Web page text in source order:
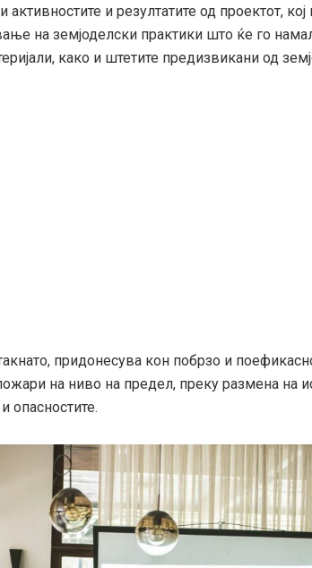
активностите и резултатите од проектот,
на земјоделски практики што ќе го
како и штетите предизвикани од
придонесува кон побрзо и
на ниво на предел, преку размена на
опасностите.